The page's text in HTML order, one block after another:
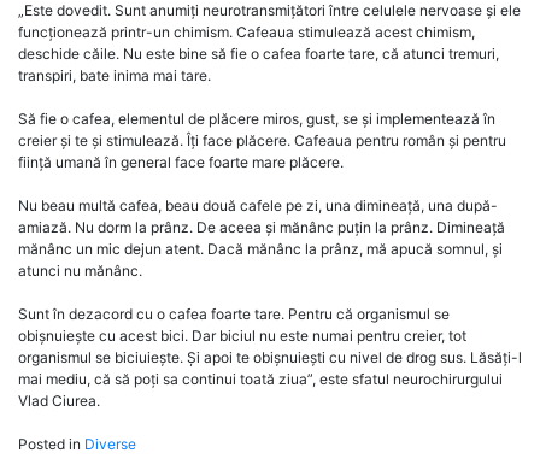
„Este dovedit. Sunt anumiți neurotransmițători între celulele nervoase și ele
funcționează printr-un chimism. Cafeaua stimulează acest chimism,
deschide căile. Nu este bine să fie o cafea foarte tare, că atunci tremuri,
transpiri, bate inima mai tare.
Să fie o cafea, elementul de plăcere miros, gust, se și implementează în
creier și te și stimulează. Îți face plăcere. Cafeaua pentru român și pentru
ființă umană în general face foarte mare plăcere.
Nu beau multă cafea, beau două cafele pe zi, una dimineață, una după-
amiază. Nu dorm la prânz. De aceea și mănânc puțin la prânz. Dimineață
mănânc un mic dejun atent. Dacă mănânc la prânz, mă apucă somnul, și
atunci nu mănânc.
Sunt în dezacord cu o cafea foarte tare. Pentru că organismul se
obișnuiește cu acest bici. Dar biciul nu este numai pentru creier, tot
organismul se biciuiește. Și apoi te obișnuiești cu nivel de drog sus. Lăsăți-l
mai mediu, că să poți sa continui toată ziua”, este sfatul neurochirurgului
Vlad Ciurea.
Posted in Diverse